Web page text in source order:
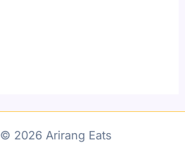
2026 Arirang Eats